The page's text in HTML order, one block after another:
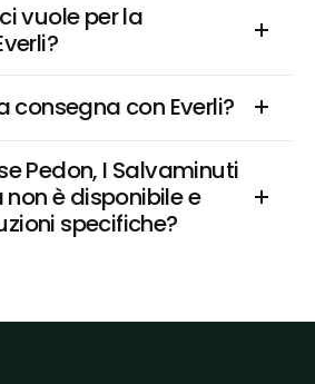
vuole per la
consegna con Everli?
Pedon, I Salvaminuti
non è disponibile e
specifiche?